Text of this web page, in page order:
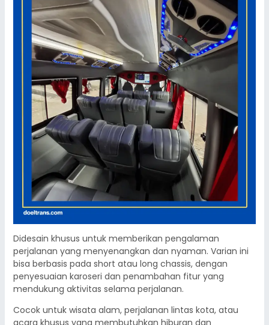
Didesain khusus untuk memberikan pengalaman
perjalanan yang menyenangkan dan nyaman. Varian ini
bisa berbasis pada short atau long chassis, dengan
penyesuaian karoseri dan penambahan fitur yang
mendukung aktivitas selama perjalanan.
Cocok untuk wisata alam, perjalanan lintas kota, atau